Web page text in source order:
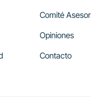
Comité Asesor
Opiniones
Contacto